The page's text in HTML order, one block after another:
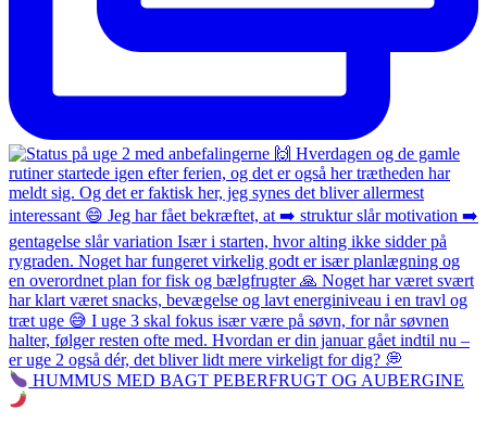
HUMMUS MED BAGT PEBERFRUGT OG AUBERGINE